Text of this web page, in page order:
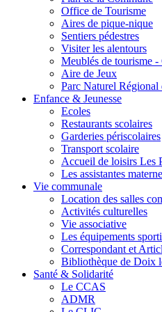
Office de Tourisme
Aires de pique-nique
Sentiers pédestres
Visiter les alentours
Meublés de tourisme -
Aire de Jeux
Parc Naturel
Enfance & Jeunesse
Ecoles
Restaurants scolaires
Garderies périscolaires
Transport scolaire
Accueil de loisirs Les
Les assistantes
Vie communale
Location des salles
Activités culturelles
Vie associative
Les équipements
Correspondant et
Bibliothèque de Doix
Santé & Solidarité
Le CCAS
ADMR